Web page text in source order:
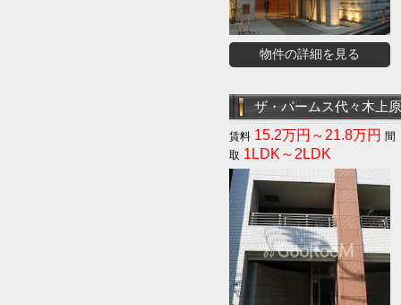
物件の詳細を見る
ザ・パームス代々木上
15.2万円～21.8万円
1LDK～2LDK